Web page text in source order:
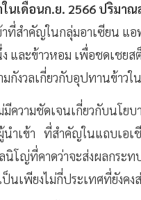
นเดือนก.ย. 2566 ปริมา
ที่สำคัญในกลุ่มอาเซียน แอ
ง และข้าวหอม เพื่อชดเชย
มกังวลเกี่ยวกับอุปทานข้าว
ความชัดเจนเกี่ยวกับนโย
ำเข้า ที่สำคัญในแถบเอเชี
โญ่ที่คาดว่าจะส่งผลกระท
นเพียงไม่กี่ประเทศที่ยังคง